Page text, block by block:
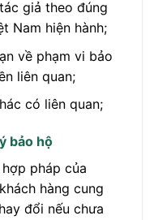
giả theo đúng
Nam hiện hành;
về phạm vi bảo
liên quan;
có liên quan;
bảo hộ
pháp của
hàng cung
đổi nếu chưa